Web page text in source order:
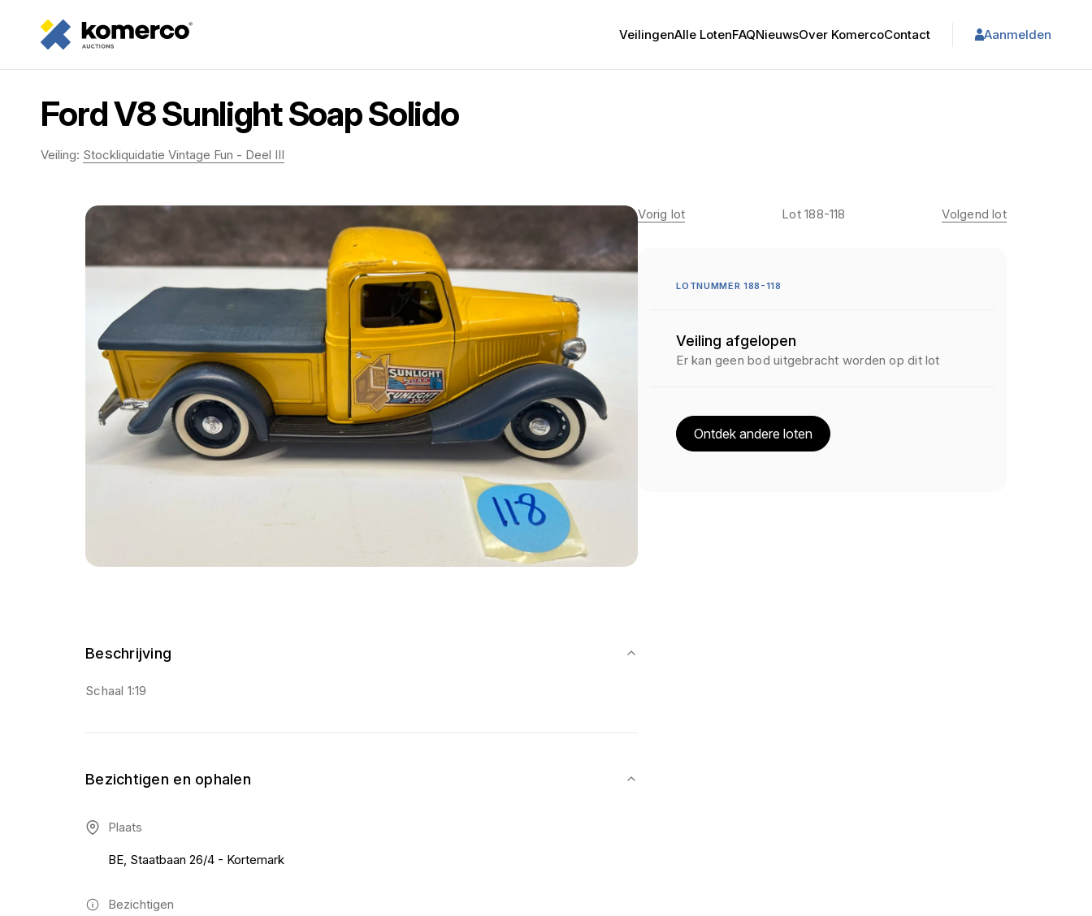
VeilingenAlle LotenFAQNieuwsOver KomercoContact Aanmelden
Ford V8 Sunlight Soap Solido
Veiling: Stockliquidatie Vintage Fun - Deel III
Beschrijving
Schaal 1:19
Bezichtigen en ophalen
Plaats
BE, Staatbaan 26/4 - Kortemark
Bezichtigen
Vorig lot Lot 188-118 Volgend lot
LOTNUMMER 188-118
Veiling afgelopen
Er kan geen bod uitgebracht worden op dit lot
Ontdek andere loten